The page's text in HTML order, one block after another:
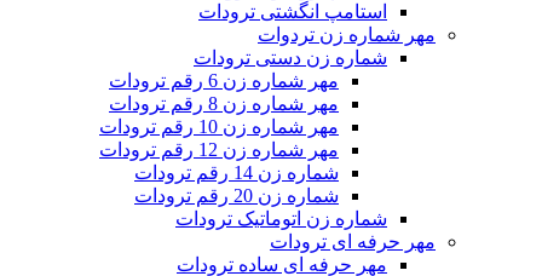
استامپ انگشتی ترودات
مهر شماره زن تردوات
شماره زن دستی ترودات
مهر شماره زن 6 رقم ترودات
مهر شماره زن 8 رقم ترودات
مهر شماره زن 10 رقم ترودات
مهر شماره زن 12 رقم ترودات
شماره زن 14 رقم ترودات
شماره زن 20 رقم ترودات
شماره زن اتوماتیک ترودات
مهر حرفه ای ترودات
مهر حرفه ای ساده ترودات